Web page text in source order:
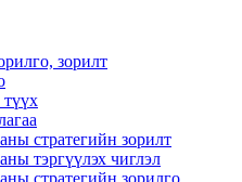
зорилт
стратегийн зорилт
тэргүүлэх чиглэл
стратегийн зорилго